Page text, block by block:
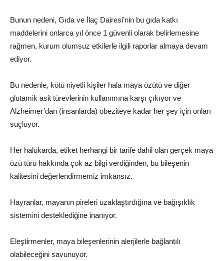
Bunun nedeni, Gıda ve İlaç Dairesi’nin bu gıda katkı
maddelerini onlarca yıl önce 1 güvenli olarak belirlemesine
rağmen, kurum olumsuz etkilerle ilgili raporlar almaya devam
ediyor.
Bu nedenle, kötü niyetli kişiler hala maya özütü ve diğer
glutamik asit türevlerinin kullanımına karşı çıkıyor ve
Alzheimer’dan (insanlarda) obeziteye kadar her şey için onları
suçluyor.
Her halükarda, etiket herhangi bir tarife dahil olan gerçek maya
özü türü hakkında çok az bilgi verdiğinden, bu bileşenin
kalitesini değerlendirmemiz imkansız.
Hayranlar, mayanın pireleri uzaklaştırdığına ve bağışıklık
sistemini desteklediğine inanıyor.
Eleştirmenler, maya bileşenlerinin alerjilerle bağlantılı
olabileceğini savunuyor.